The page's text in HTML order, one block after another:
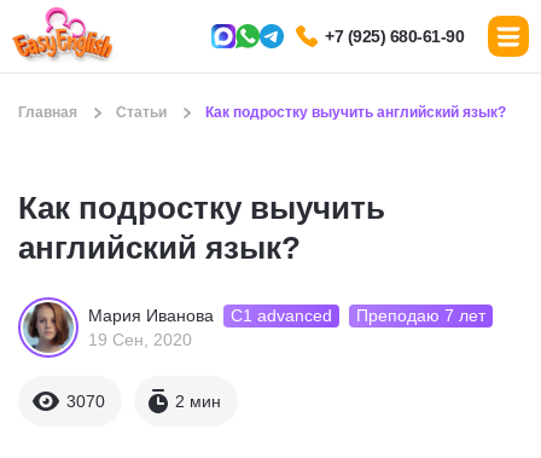
+7 (925) 680-61-90
Главная Статьи Как подростку выучить английский язык?
Как подростку выучить
английский язык?
Мария Иванова С1 advanced
Преподаю 7 лет
19 Сен, 2020
3070 2 мин